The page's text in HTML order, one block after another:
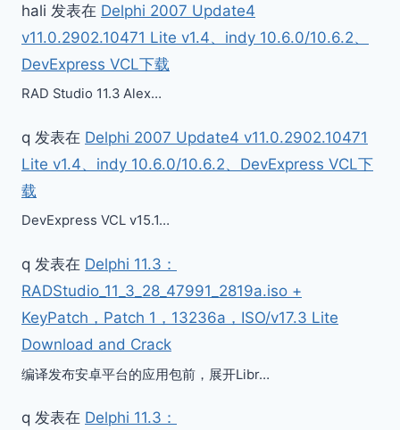
hali 发表在 Delphi 2007 Update4
v11.0.2902.10471 Lite v1.4、indy 10.6.0/10.6.2、
DevExpress VCL下载
RAD Studio 11.3 Alex…
q 发表在 Delphi 2007 Update4 v11.0.2902.10471
Lite v1.4、indy 10.6.0/10.6.2、DevExpress VCL下
载
DevExpress VCL v15.1…
q 发表在 Delphi 11.3：
RADStudio_11_3_28_47991_2819a.iso +
KeyPatch，Patch 1，13236a，ISO/v17.3 Lite
Download and Crack
编译发布安卓平台的应用包前，展开Libr…
q 发表在 Delphi 11.3：